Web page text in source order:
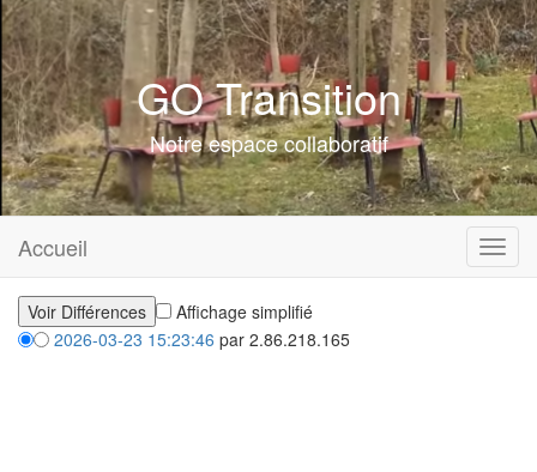
GO Transition
Notre espace collaboratif
Accueil
Affichage simplifié
2026-03-23 15:23:46 par 2.86.218.165